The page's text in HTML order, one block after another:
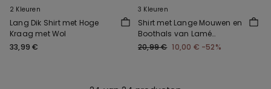
2 Kleuren
Lang Dik Shirt met Hoge
Kraag met Wol
33,99 €
3 Kleuren
Shirt met Lange Mouwen en
Boothals van Lamé
Merinowol en Viscose
20,99 € 10,00 € -52%